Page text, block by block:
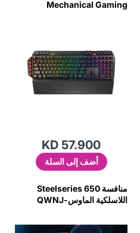
Mechanical Gaming
KD 57.900
أضف إلى السلة
منافسة Steelseries 650
اللاسلكية الماوس-QWNJ